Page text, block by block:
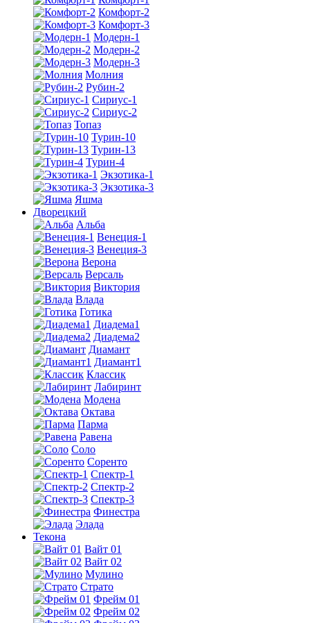
Комфорт-2
Комфорт-3
Модерн-1
Модерн-2
Модерн-3
Молния
Рубин-2
Сириус-1
Сириус-2
Топаз
Турин-10
Турин-13
Турин-4
Экзотика-1
Экзотика-3
Яшма
Дворецкий
Альба
Венеция-1
Венеция-3
Верона
Версаль
Виктория
Влада
Готика
Диадема1
Диадема2
Диамант
Диамант1
Классик
Лабиринт
Модена
Октава
Парма
Равена
Соло
Соренто
Спектр-1
Спектр-2
Спектр-3
Финестра
Элада
Текона
Вайт 01
Вайт 02
Мулино
Страто
Фрейм 01
Фрейм 02